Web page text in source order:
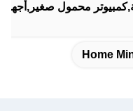
محمول صغير,أجهزة
Home